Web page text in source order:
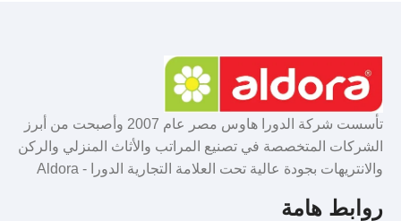
تأسست شركة الدورا هاوس مصر عام 2007 وأصبحت من أبرز
الشركات المتخصصة في تصنيع المراتب والأثاث المنزلي والركن
والانتريهات بجودة عالية تحت العلامة التجارية الدورا - Aldora
روابط هامة